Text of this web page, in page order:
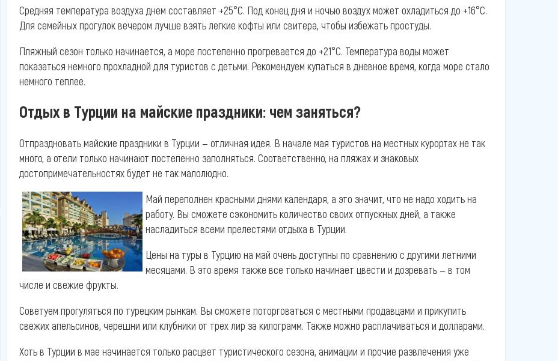
Средняя температура воздуха днем составляет +25°С. Под конец дня и ночью воздух может охладиться до +16°С.
Для семейных прогулок вечером лучше взять легкие кофты или свитера, чтобы избежать простуды.
Пляжный сезон только начинается, а море постепенно прогревается до +21°С. Температура воды может
показаться немного прохладной для туристов с детьми. Рекомендуем купаться в дневное время, когда море стало
немного теплее.
Отдых в Турции на майские праздники: чем заняться?
Отпраздновать майские праздники в Турции — отличная идея. В начале мая туристов на местных курортах не так
много, а отели только начинают постепенно заполняться. Соответственно, на пляжах и знаковых
достопримечательностях будет не так малолюдно.
Май переполнен красными днями календаря, а это значит, что не надо ходить на
работу. Вы сможете сэкономить количество своих отпускных дней, а также
насладиться всеми прелестями отдыха в Турции.
Цены на туры в Турцию на май очень доступны по сравнению с другими летними
месяцами. В это время также все только начинает цвести и дозревать — в том
числе и свежие фрукты.
Советуем прогуляться по турецким рынкам. Вы сможете поторговаться с местными продавцами и прикупить
свежих апельсинов, черешни или клубники от трех лир за килограмм. Также можно расплачиваться и долларами.
Хоть в Турции в мае начинается только расцвет туристического сезона, анимации и прочие развлечения уже